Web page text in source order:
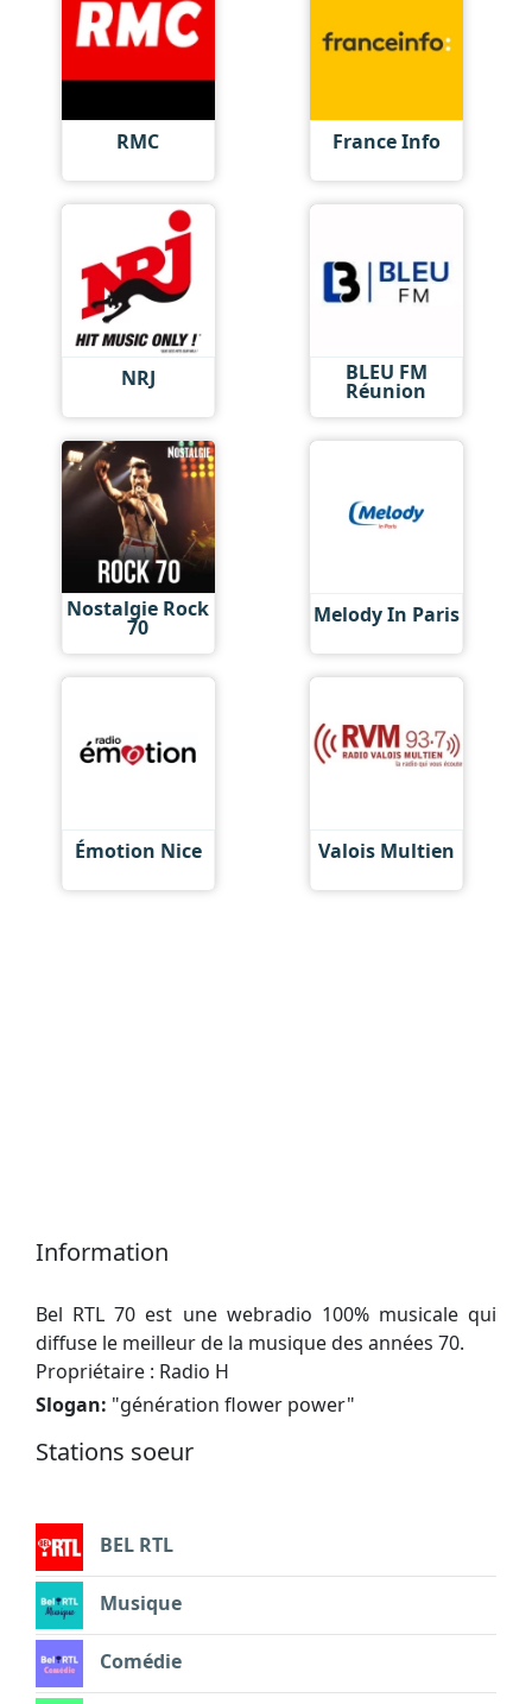
RMC France Info
NRJ BLEU FM
Réunion
Nostalgie Rock
70 Melody In Paris
Émotion Nice Valois Multien
Information
Bel RTL 70 est une webradio 100% musicale qui
diffuse le meilleur de la musique des années 70.
Propriétaire : Radio H
Slogan: "génération flower power"
Stations soeur
BEL RTL
Musique
Comédie